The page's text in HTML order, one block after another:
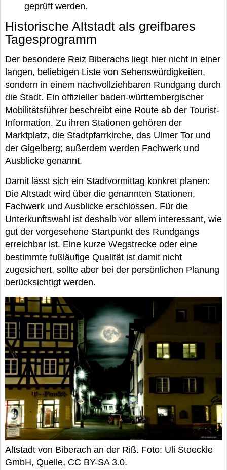
geprüft werden.
Historische Altstadt als greifbares
Tagesprogramm
Der besondere Reiz Biberachs liegt hier nicht in einer
langen, beliebigen Liste von Sehenswürdigkeiten,
sondern in einem nachvollziehbaren Rundgang durch
die Stadt. Ein offizieller baden-württembergischer
Mobilitätsführer beschreibt eine Route ab der Tourist-
Information. Zu ihren Stationen gehören der
Marktplatz, die Stadtpfarrkirche, das Ulmer Tor und
der Gigelberg; außerdem werden Fachwerk und
Ausblicke genannt.
Damit lässt sich ein Stadtvormittag konkret planen:
Die Altstadt wird über die genannten Stationen,
Fachwerk und Ausblicke erschlossen. Für die
Unterkunftswahl ist deshalb vor allem interessant, wie
gut der vorgesehene Startpunkt des Rundgangs
erreichbar ist. Eine kurze Wegstrecke oder eine
bestimmte fußläufige Qualität ist damit nicht
zugesichert, sollte aber bei der persönlichen Planung
berücksichtigt werden.
Altstadt von Biberach an der Riß. Foto: Uli Stoeckle
GmbH, Quelle, CC BY-SA 3.0.